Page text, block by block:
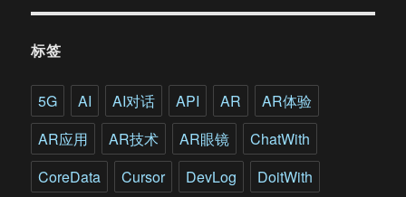
值
得
买?
标签
5G AI AI对话 API AR
AR体验
AR应用
AR技术 AR眼镜
ChatWith
CoreData
Cursor DevLog
DoitWith